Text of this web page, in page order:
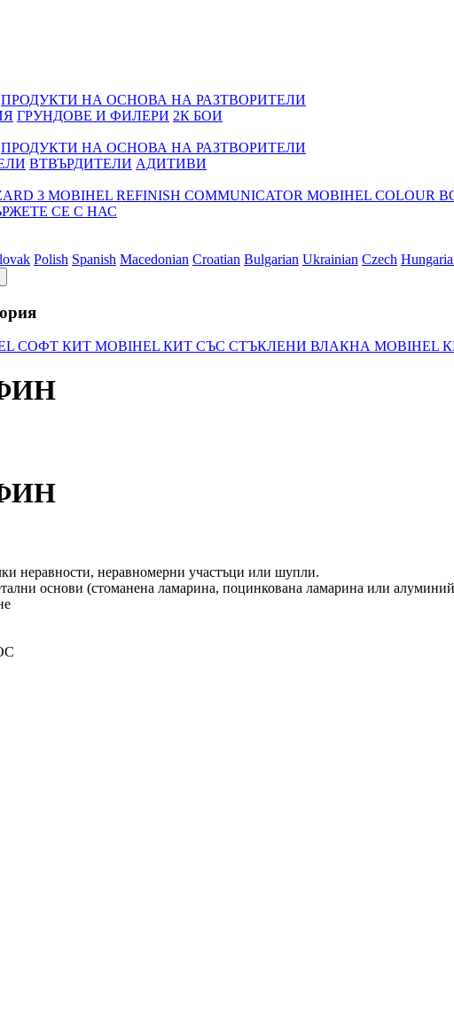
ПРОДУКТИ НА ОСНОВА НА РАЗТВОРИТЕЛИ
ГРУНДОВЕ И ФИЛЕРИ 2К БОИ
ПРОДУКТИ НА ОСНОВА НА РАЗТВОРИТЕЛИ
ВТВЪРДИТЕЛИ АДИТИВИ
3 MOBIHEL REFINISH COMMUNICATOR MOBIHEL COLOUR
СЕ С НАС
Polish Spanish Macedonian Croatian Bulgarian Ukrainian Czech
СОФТ КИТ MOBIHEL КИТ СЪС СТЪКЛЕНИ ВЛАКНА MOBIHEL
неравности, неравномерни участъци или шупли.
основи (стоманена ламарина, поцинкована ламарина или